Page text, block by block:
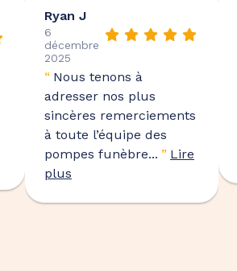
Ryan J
6
décembre
2025
“ Nous tenons à
adresser nos plus
sincères remerciements
à toute l’équipe des
pompes funèbre... ” Lire
plus